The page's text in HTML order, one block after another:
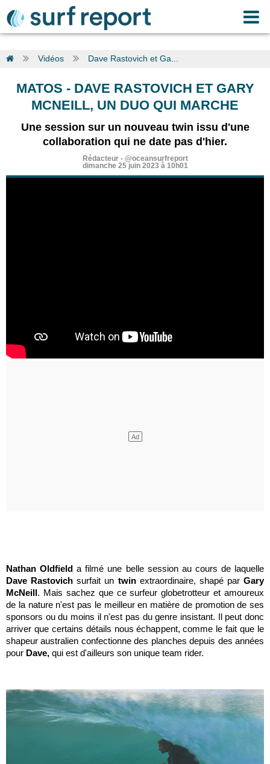
Vidéos Dave Rastovich et Ga...
MATOS - DAVE RASTOVICH ET GARY
MCNEILL, UN DUO QUI MARCHE
Une session sur un nouveau twin issu d'une
collaboration qui ne date pas d'hier.
Rédacteur- @oceansurfreport
dimanche 25 juin 2023 à 10h01
Nathan Oldfielda filmé une belle session au cours de laquelle
Dave Rastovich surfait un twin extraordinaire, shapé par Gary
McNeill. Mais sachez que ce surfeur globetrotteur et amoureux
de la nature n'est pas le meilleur en matière de promotion de ses
sponsors ou du moins il n'est pas du genre insistant. Il peut donc
arriver que certains détails nous échappent, comme le fait que le
shapeur australien confectionne des planches depuis des années
pour Dave, qui est d'ailleurs son unique team rider.